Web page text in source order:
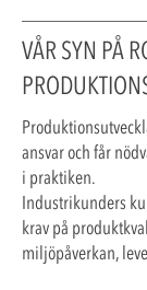
VÅR SYN PÅ
ansvar och får
i praktiken.
Industrikunders
krav på
miljöpåverkan,